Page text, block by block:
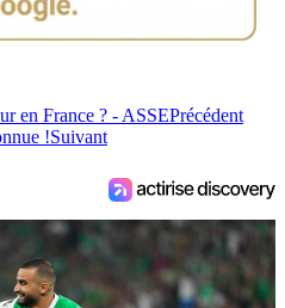
en France ? - ASSEPrécédent
!Suivant